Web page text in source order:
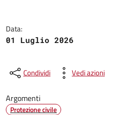
Data:
01 Luglio 2026
Condividi Vedi azioni
Argomenti
Protezione civile